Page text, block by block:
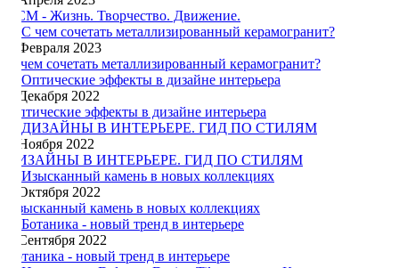
LCM - Жизнь. Творчество. Движение.
4 Февраля 2023
С чем сочетать металлизированный керамогранит?
4 Декабря 2022
Оптические эффекты в дизайне интерьера
7 Ноября 2022
ДИЗАЙНЫ В ИНТЕРЬЕРЕ. ГИД ПО СТИЛЯМ
9 Октября 2022
Изысканный камень в новых коллекциях
1 Сентября 2022
Ботаника - новый тренд в интерьере